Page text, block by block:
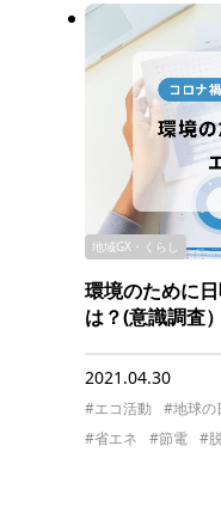
地域GX・くらし
環境のために
は？(意識調査）
2021.04.30
#エコ活動 #地球の
#省エネ
#節電 #